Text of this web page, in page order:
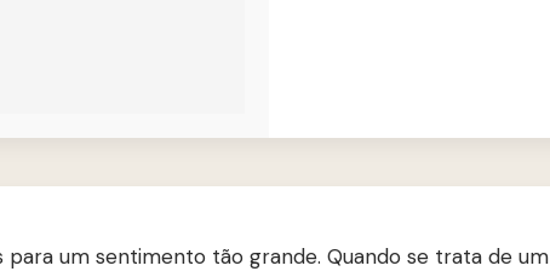
para um sentimento tão grande. Quando se trata de um